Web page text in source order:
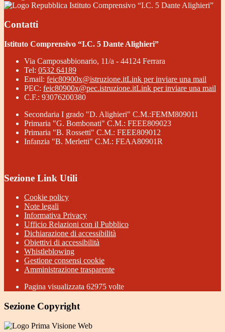
Istituto Comprensivo “I.C. 5 Dante Alighieri”
Contatti
Istituto Comprensivo “I.C. 5 Dante Alighieri”
Via Camposabbionario, 11/a - 44124 Ferrara
Tel: 0532 64189
Email: feic80900x@istruzione.itLink per inviare una mail
PEC: feic80900x@pec.istruzione.itLink per inviare una mail
C.F.: 93076200380
Secondaria I grado "D. Alighieri" C.M.:FEMM809011
Primaria "G. Bombonati" C.M.: FEEE809023
Primaria "B. Rossetti" C.M.: FEEE809012
Infanzia "B. Merletti" C.M.: FEAA80901R
Sezione Link Utili
Cookie policy
Note legali
Informativa Privacy
Ufficio Relazioni con il Pubblico
Dichiarazione di accessibilità
Obiettivi di accessibilità
Whistleblowing
Gestione consensi cookie
Amministrazione trasparente
Pagina visualizzata 62975 volte
Sezione Copyright